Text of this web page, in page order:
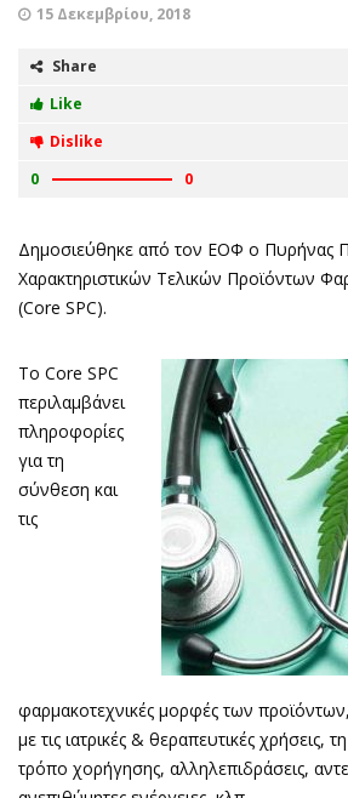
15 Δεκεμβρίου, 2018
Share
Like
Dislike
0
0
Δημοσιεύθηκε από τον ΕΟΦ ο Πυρήνας
Χαρακτηριστικών Τελικών Προϊόντων
(Core SPC).
Το Core SPC
περιλαμβάνει
πληροφορίες
για τη
σύνθεση και
τις
φαρμακοτεχνικές μορφές των
με τις ιατρικές & θεραπευτικές χρήσεις,
τρόπο χορήγησης, αλληλεπιδράσεις,